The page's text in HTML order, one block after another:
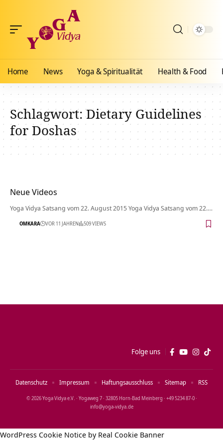
Home News Yoga & Spiritualität Health & Food
Schlagwort:Dietary Guidelines
for Doshas
Neue Videos
Yoga Vidya Satsang vom 22. August 2015 Yoga Vidya Satsang vom 22.…
OMKARA VOR 11 JAHREN 509 VIEWS
Folge uns
© 2026 Yoga Vidya e.V. · Yogaweg 7 · 32805 Horn‑Bad Meinberg · +49 5234 87‑0 ·
info@yoga‑vidya.de
Datenschutz Impressum Haftungsausschluss Sitemap RSS
WordPress Cookie Notice by Real Cookie Banner